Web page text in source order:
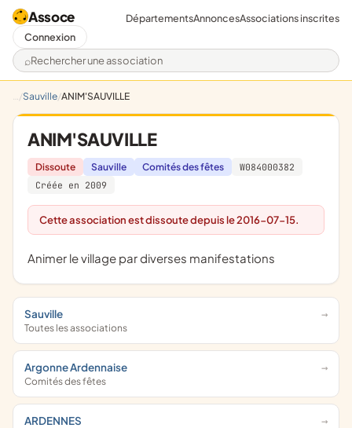
Assoce
Rechercher une association
DépartementsAnnoncesAssociations inscrites
Connexion
Sauville ANIM'SAUVILLE
ANIM'SAUVILLE
Dissoute Sauville Comités des fêtes
W084000382
Créée en 2009
Cette association est dissoute depuis le 2016-07-15.
animer le village par diverses manifestations
Sauville
Toutes les associations
Argonne Ardennaise
Comités des fêtes
ARDENNES